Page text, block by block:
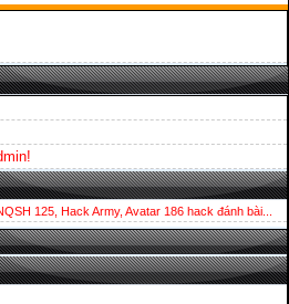
125, Hack Army, Avatar 186 hack đánh bài...